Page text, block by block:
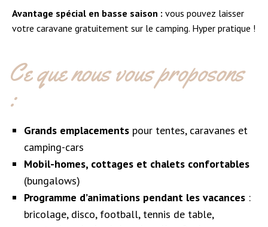
Avantage spécial en basse saison : vous pouvez laisser
votre caravane gratuitement sur le camping. Hyper pratique !
Ce que nous vous proposons
:
Grands emplacements pour tentes, caravanes et
camping-cars
Mobil-homes, cottages et chalets confortables
(bungalows)
Programme d’animations pendant les vacances :
bricolage, disco, football, tennis de table,